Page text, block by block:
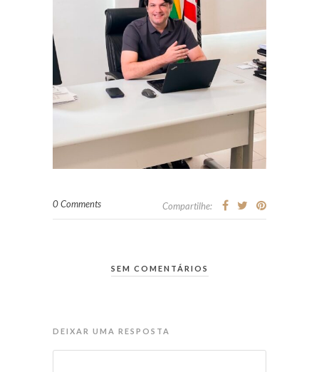
0 Comments Compartilhe:
SEM COMENTÁRIOS
DEIXAR UMA RESPOSTA